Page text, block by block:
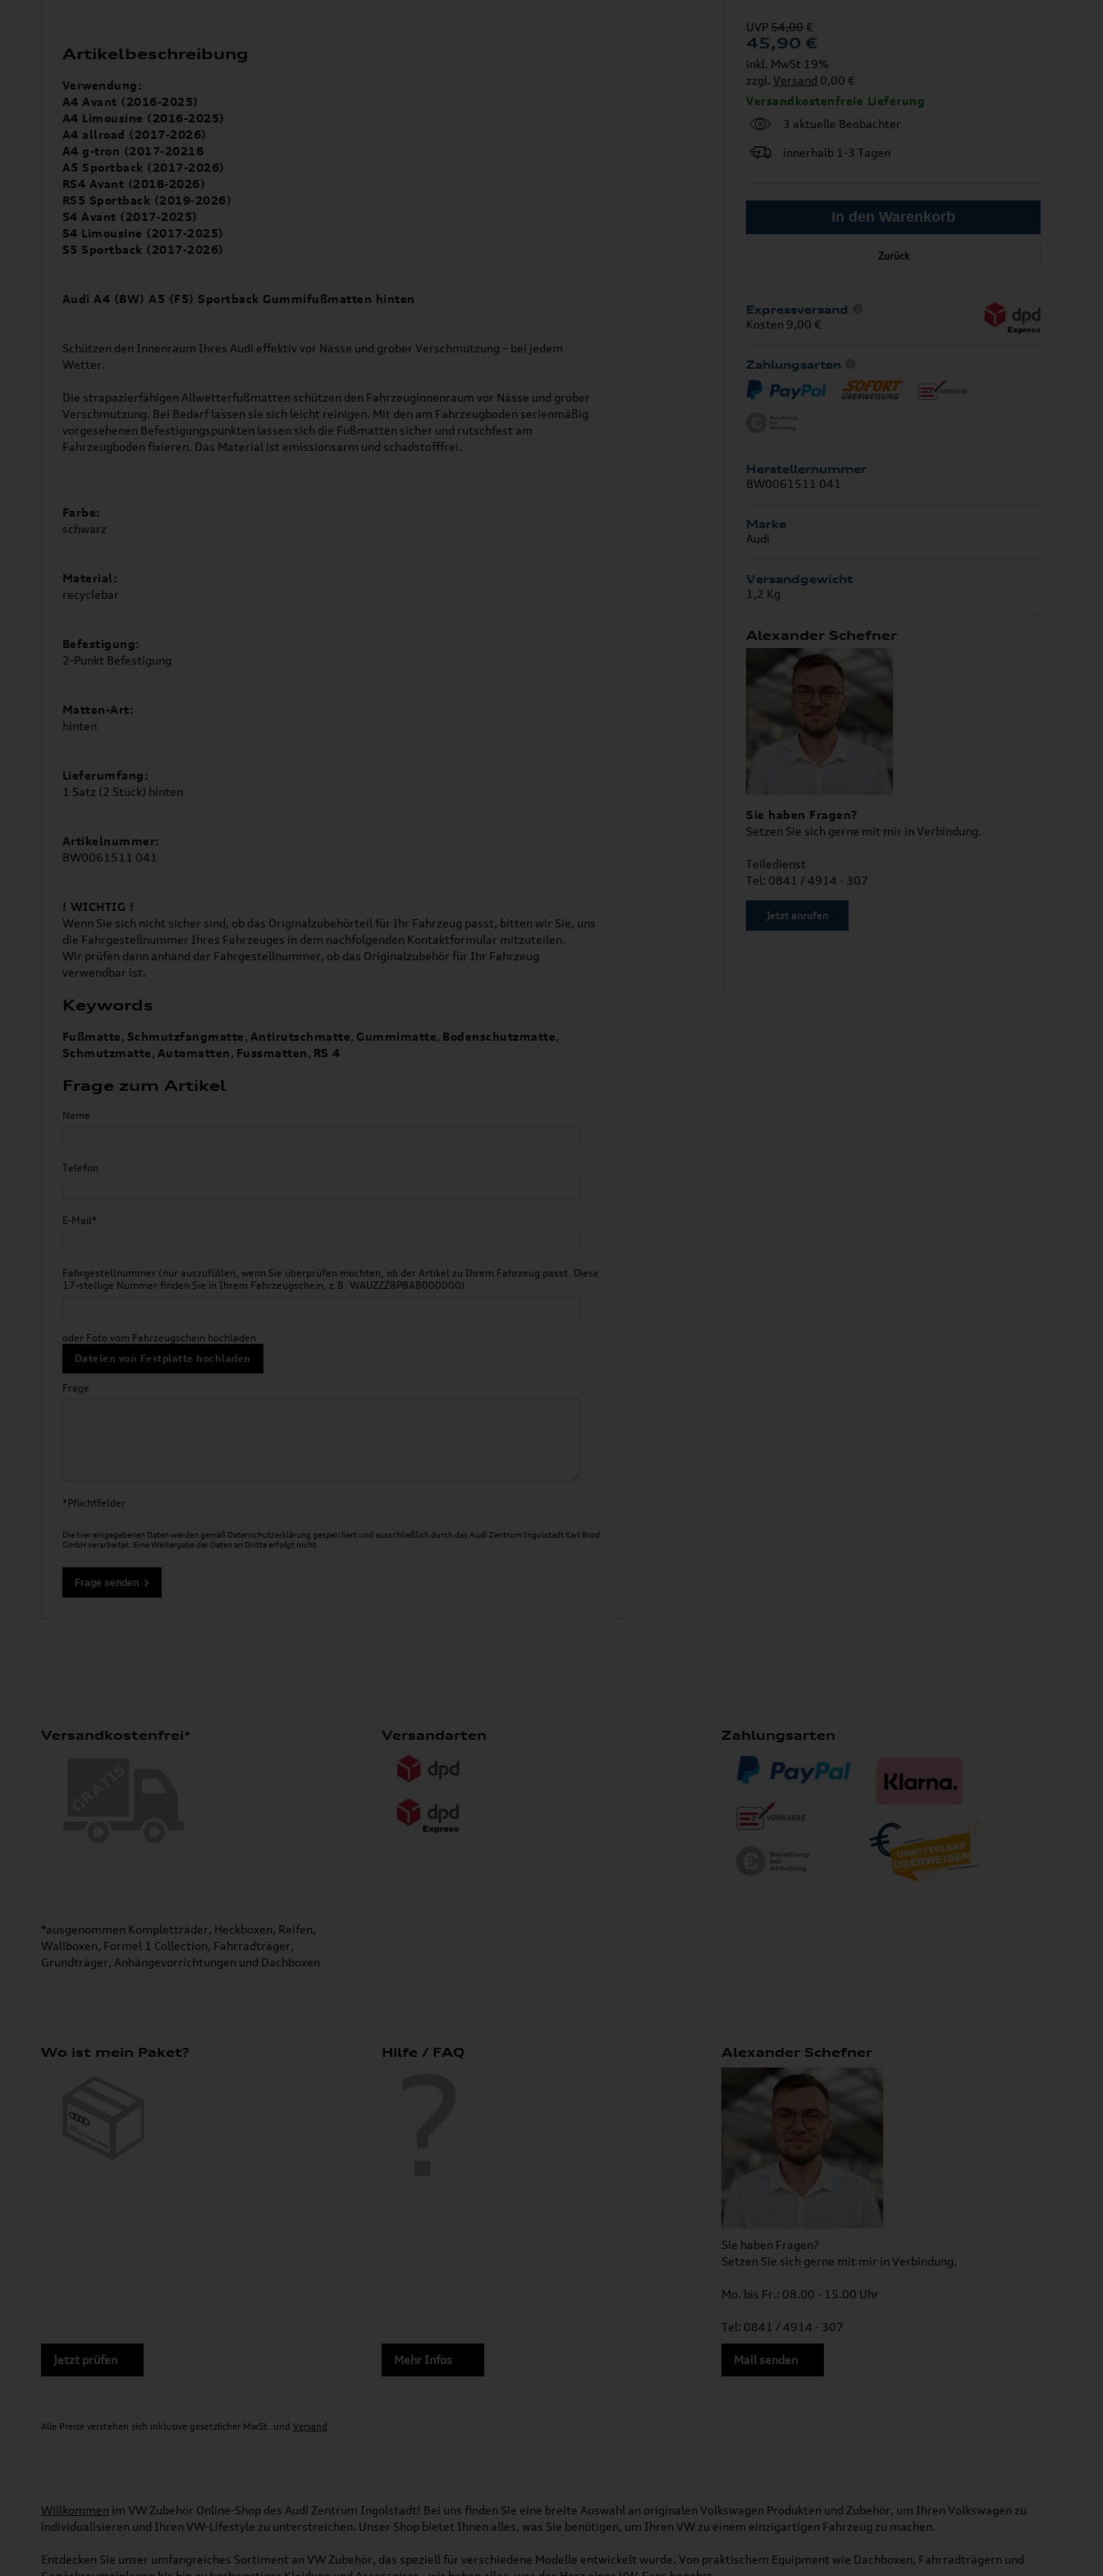
Artikelbeschreibung
Verwendung:
A4 Avant (2016-2025)
A4 Limousine (2016-2025)
A4 allroad (2017-2026)
A4 g-tron (2017-20216
A5 Sportback (2017-2026)
RS4 Avant (2018-2026)
RS5 Sportback (2019-2026)
S4 Avant (2017-2025)
S4 Limousine (2017-2025)
S5 Sportback (2017-2026)
Audi A4 (8W) A5 (F5) Sportback Gummifußmatten hinten
Schützen den Innenraum Ihres Audi effektiv vor Nässe und grober Verschmutzung – bei jedem
Wetter.
Die strapazierfähigen Allwetterfußmatten schützen den Fahrzeuginnenraum vor Nässe und grober
Verschmutzung. Bei Bedarf lassen sie sich leicht reinigen. Mit den am Fahrzeugboden serienmäßig
vorgesehenen Befestigungspunkten lassen sich die Fußmatten sicher und rutschfest am
Fahrzeugboden fixieren. Das Material ist emissionsarm und schadstofffrei.
Farbe:
schwarz
Material:
recyclebar
Befestigung:
2-Punkt Befestigung
Matten-Art:
hinten
Lieferumfang:
1 Satz (2 Stück) hinten
Artikelnummer:
8W0061511 041
! WICHTIG !
Wenn Sie sich nicht sicher sind, ob das Originalzubehörteil für Ihr Fahrzeug passt, bitten wir Sie, uns
die Fahrgestellnummer Ihres Fahrzeuges in dem nachfolgenden Kontaktformular mitzuteilen.
Wir prüfen dann anhand der Fahrgestellnummer, ob das Originalzubehör für Ihr Fahrzeug
verwendbar ist.
Keywords
Fußmatte, Schmutzfangmatte, Antirutschmatte, Gummimatte, Bodenschutzmatte,
Schmutzmatte, Automatten, Fussmatten, RS 4
Frage zum Artikel
Name
Telefon
E-Mail*
Fahrgestellnummer (nur auszufüllen, wenn Sie überprüfen möchten, ob der Artikel zu Ihrem Fahrzeug passt. Diese
17-stellige Nummer finden Sie in Ihrem Fahrzeugschein, z.B. WAUZZZ8P8AB000000)
oder Foto vom Fahrzeugschein hochladen
Dateien von Festplatte hochladen
Frage
*Pflichtfelder
Die hier eingegebenen Daten werden gemäß Datenschutzerklärung gespeichert und ausschließlich durch das Audi Zentrum Ingolstadt Karl Brod
GmbH verarbeitet. Eine Weitergabe der Daten an Dritte erfolgt nicht.
UVP54,00 €
45,90 €
inkl. MwSt 19%
zzgl.Versand 0,00 €
Versandkostenfreie Lieferung
3 aktuelle Beobachter
innerhalb 1-3 Tagen
Zurück
Expressversand
Kosten 9,00 €
Zahlungsarten
Herstellernummer
8W0061511 041
Marke
Audi
Versandgewicht
1,2 Kg
Alexander Schefner
Sie haben Fragen?
Setzen Sie sich gerne mit mir in Verbindung.
Teiledienst
Tel: 0841 / 4914 - 307
Jetzt anrufen
Versandkostenfrei*
*ausgenommen Kompletträder, Heckboxen, Reifen,
Wallboxen, Formel 1 Collection, Fahrradträger,
Grundträger, Anhängevorrichtungen und Dachboxen
Versandarten Zahlungsarten
Wo ist mein Paket?
Jetzt prüfen
Hilfe / FAQ
Mehr Infos
Alexander Schefner
Sie haben Fragen?
Setzen Sie sich gerne mit mir in Verbindung.
Mo. bis Fr.: 08.00 - 15.00 Uhr
Tel: 0841 / 4914 - 307
Mail senden
Alle Preise verstehen sich inklusive gesetzlicher MwSt. und Versand
Willkommen im VW Zubehör Online-Shop des Audi Zentrum Ingolstadt! Bei uns finden Sie eine breite Auswahl an originalen Volkswagen Produkten und Zubehör, um Ihren Volkswagen zu
individualisieren und Ihren VW-Lifestyle zu unterstreichen. Unser Shop bietet Ihnen alles, was Sie benötigen, um Ihren VW zu einem einzigartigen Fahrzeug zu machen.
Entdecken Sie unser umfangreiches Sortiment an VW Zubehör, das speziell für verschiedene Modelle entwickelt wurde. Von praktischem Equipment wie Dachboxen, Fahrradträgern und